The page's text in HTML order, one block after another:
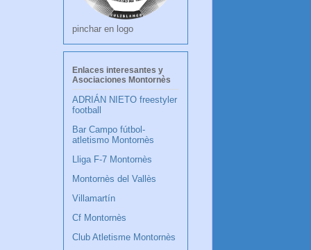
pinchar en logo
Enlaces interesantes y
Asociaciones Montornès
ADRIÁN NIETO freestyler
football
Bar Campo fútbol-
atletismo Montornès
Lliga F-7 Montornès
Montornès del Vallès
Villamartín
Cf Montornès
Club Atletisme Montornès